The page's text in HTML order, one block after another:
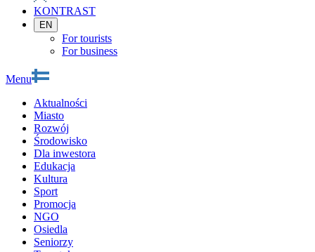
KONTRAST
EN
For tourists
For business
Menu
Aktualności
Miasto
Rozwój
Środowisko
Dla inwestora
Edukacja
Kultura
Sport
Promocja
NGO
Osiedla
Seniorzy